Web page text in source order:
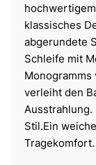
klassisches
abgerundete
Schleife mit
verleiht den
Ausstrahlung.
Stil.Ein
Tragekomfort.